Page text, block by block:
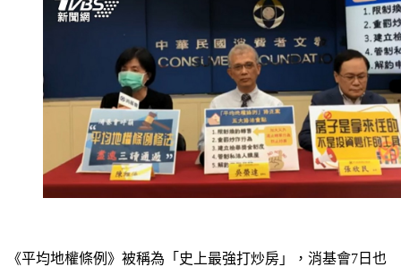
《平均地權條例》被稱為「史上最強打炒房」，消基會7日也